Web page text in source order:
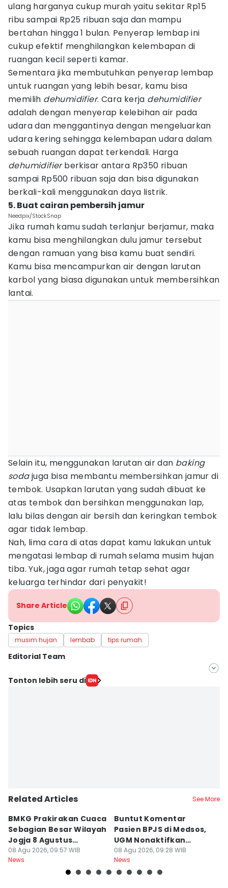
ulang harganya cukup murah yaitu sekitar Rp15
ribu sampai Rp25 ribuan saja dan mampu
bertahan hingga 1 bulan. Penyerap lembap ini
cukup efektif menghilangkan kelembapan di
ruangan kecil seperti kamar.
Sementara jika membutuhkan penyerap lembap
untuk ruangan yang lebih besar, kamu bisa
memilih dehumidifier. Cara kerja dehumidifier
adalah dengan menyerap kelebihan air pada
udara dan menggantinya dengan mengeluarkan
udara kering sehingga kelembapan udara dalam
sebuah ruangan dapat terkendali. Harga
dehumidifierberkisar antara Rp350 ribuan
sampai Rp500 ribuan saja dan bisa digunakan
berkali-kali menggunakan daya listrik.
5. Buat cairan pembersih jamur
Needpix/StockSnap
Jika rumah kamu sudah terlanjur berjamur, maka
kamu bisa menghilangkan dulu jamur tersebut
dengan ramuan yang bisa kamu buat sendiri.
Kamu bisa mencampurkan air dengan larutan
karbol yang biasa digunakan untuk membersihkan
lantai.
Selain itu, menggunakan larutan air dan baking
sodajuga bisa membantu membersihkan jamur di
tembok. Usapkan larutan yang sudah dibuat ke
atas tembok dan bersihkan menggunakan lap,
lalu bilas dengan air bersih dan keringkan tembok
agar tidak lembap.
Nah, lima cara di atas dapat kamu lakukan untuk
mengatasi lembap di rumah selama musim hujan
tiba. Yuk, jaga agar rumah tetap sehat agar
keluarga terhindar dari penyakit!
Share Article
Topics
musim hujan lembab tips rumah
Editorial Team
Editor
Tonton lebih seru di
Related Articles See More
BMKG Prakirakan Cuaca
Sebagian Besar Wilayah
Jogja 8 Agustus
Berawan
08 Agu 2026, 09:57 WIB
News
Buntut Komentar
Pasien BPJS di Medsos,
UGM Nonaktifkan
Dokter PPDS
08 Agu 2026, 09:28 WIB
News